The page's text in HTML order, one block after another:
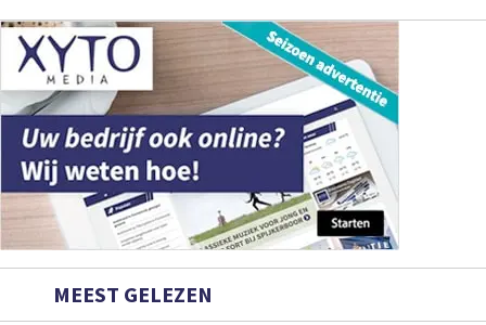
MEEST GELEZEN